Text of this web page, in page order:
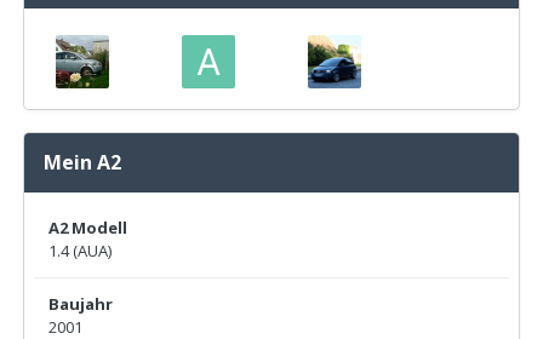
Mein A2
A2 Modell
1.4 (AUA)
Baujahr
2001